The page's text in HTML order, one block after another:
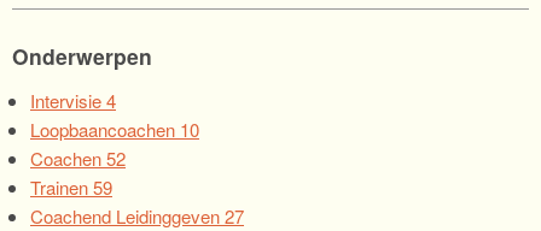
Onderwerpen
Intervisie4
Loopbaancoachen 10
Coachen52
Trainen59
Coachend Leidinggeven27